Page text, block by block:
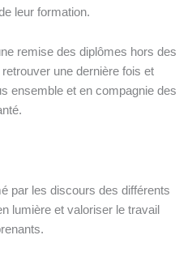
leur formation.
remise des diplômes hors des
une dernière fois et
ensemble et en compagnie des
par les discours des différents
lumière et valoriser le travail